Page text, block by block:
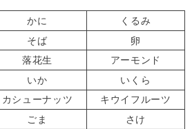
かに
くるみ
そば
卵
落花生
アーモンド
いか
いくら
カシューナッツ
キウイフルーツ
ごま
さけ